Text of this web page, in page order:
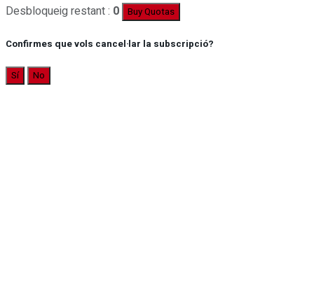
Desbloqueig restant : 0 Buy Quotas
Confirmes que vols cancel·lar la subscripció?
Sí No